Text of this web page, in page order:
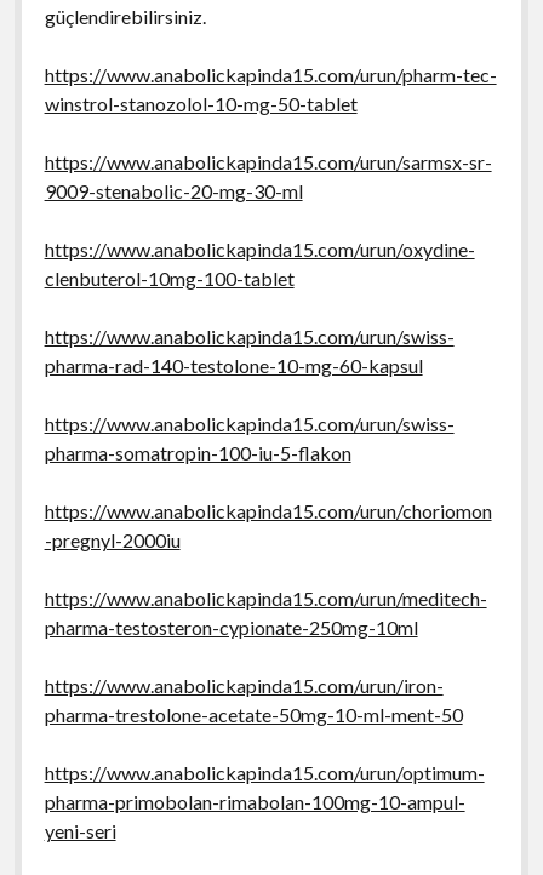
güçlendirebilirsiniz.
https://www.anabolickapinda15.com/urun/pharm-tec-
winstrol-stanozolol-10-mg-50-tablet
https://www.anabolickapinda15.com/urun/sarmsx-sr-
9009-stenabolic-20-mg-30-ml
https://www.anabolickapinda15.com/urun/oxydine-
clenbuterol-10mg-100-tablet
https://www.anabolickapinda15.com/urun/swiss-
pharma-rad-140-testolone-10-mg-60-kapsul
https://www.anabolickapinda15.com/urun/swiss-
pharma-somatropin-100-iu-5-flakon
https://www.anabolickapinda15.com/urun/choriomon
-pregnyl-2000iu
https://www.anabolickapinda15.com/urun/meditech-
pharma-testosteron-cypionate-250mg-10ml
https://www.anabolickapinda15.com/urun/iron-
pharma-trestolone-acetate-50mg-10-ml-ment-50
https://www.anabolickapinda15.com/urun/optimum-
pharma-primobolan-rimabolan-100mg-10-ampul-
yeni-seri